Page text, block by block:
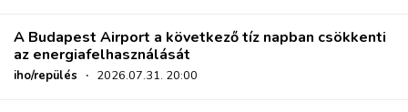
A Budapest Airport a következő tíz napban csökkenti
az energiafelhasználását
iho/repülés · 2026.07.31. 20:00